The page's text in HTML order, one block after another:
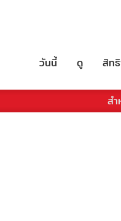
วันนี้ ดู สิท
ส